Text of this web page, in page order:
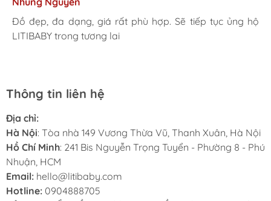
Mình rất ưng khi đến LITIBABY. Ở đây có rất nhiều mặt
hàng phong phú, tha hồ lựa chọn. Nhân viên chuyên
Đồ đẹp, đa dạng, giá rất phù hợp. Sẽ tiếp tục ủng hộ
LITIBABY trong tương lai
Lần đầu mua hàng và trở thành khách hàng thân thiết
luôn. Tuyệt vời LITIBABY ơi
Nhà mình đã mua cho 3 con từ khi các bé mới 1 tuổi đến
giờ là 5 năm rồi, Sản phẩm tốt, giá hợp lý
LiTibaby đồ đẹp và nhiều mẫu mã, đặc biệt có nhiều
size đại, bé nhà mình hơn 50kg mua ở ngoài rất khó
Thông tin liên hệ
Địa chỉ:
Hà Nội: Tòa nhà 149 Vương Thừa Vũ, Thanh Xuân, Hà Nội
Hồ Chí Minh: 241 Bis Nguyễn Trọng Tuyển - Phường 8 - Phú
Nhuận, HCM
Email: hello@litibaby.com
Hotline: 0904888705